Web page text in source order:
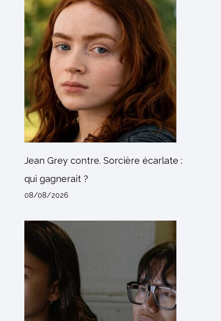
Jean Grey contre. Sorcière écarlate :
qui gagnerait ?
08/08/2026